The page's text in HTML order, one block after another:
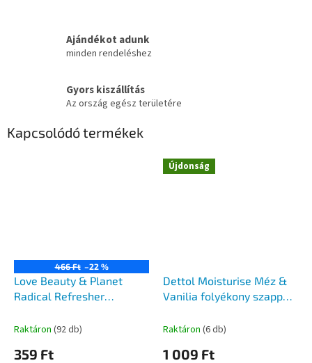
Ajándékot adunk
minden rendeléshez
Gyors kiszállítás
Az ország egész területére
Kapcsolódó termékek
466 Ft –22 %
Love Beauty & Planet
Radical Refresher
Raktáron (92 db)
359 Ft
Újdonság
Dettol Moisturise Méz &
Vanilia folyékony szappan
Raktáron (6 db)
1 009 Ft